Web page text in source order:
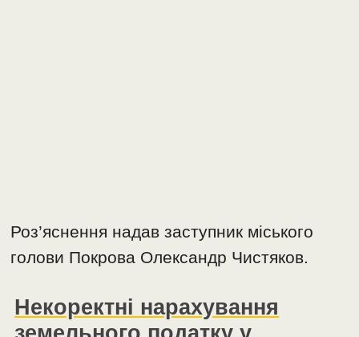
Роз’яснення надав заступник міського
голови Покрова Олександр Чистяков.
Некоректні нарахування